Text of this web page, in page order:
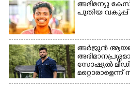
അഭിമന്യു
പുതിയ വകുപ്പ്
അർജുൻ
സാേഷ്യൽ